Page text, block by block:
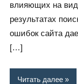
влияющих на
результатах
ошибок сайта
[…]
Читать далее